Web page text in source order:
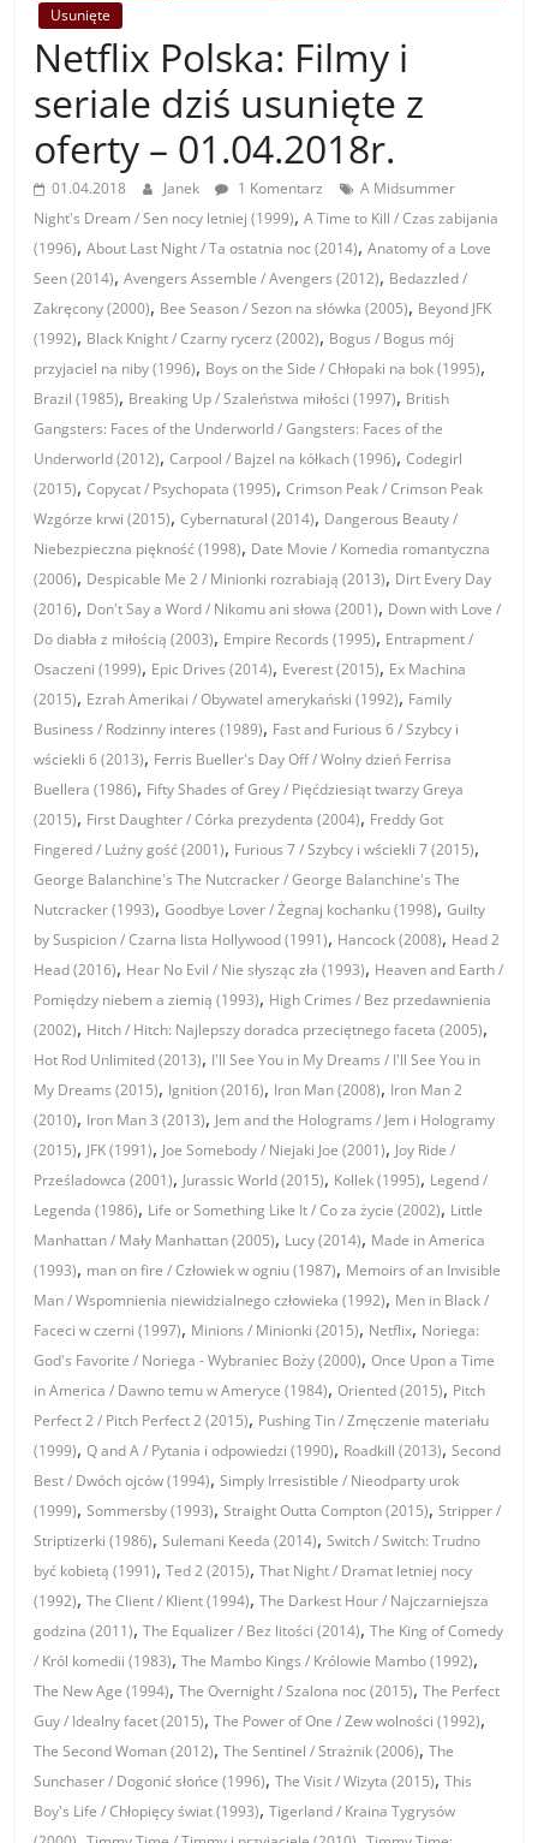
Usunięte
Netflix Polska: Filmy i
seriale dziś usunięte z
oferty – 01.04.2018r.
01.04.2018 Janek 1 Komentarz
A Midsummer
Night's Dream / Sen nocy letniej (1999),A Time to Kill / Czas zabijania
(1996),About Last Night / Ta ostatnia noc (2014),Anatomy of a Love
Seen (2014),Avengers Assemble / Avengers (2012), Bedazzled /
Zakręcony (2000), Bee Season / Sezon na słówka (2005), Beyond JFK
(1992), Black Knight / Czarny rycerz (2002), Bogus / Bogus mój
przyjaciel na niby (1996), Boys on the Side / Chłopaki na bok (1995),
Brazil (1985), Breaking Up / Szaleństwa miłości (1997), British
Gangsters: Faces of the Underworld / Gangsters: Faces of the
Underworld (2012),Carpool / Bajzel na kółkach (1996),Codegirl
(2015),Copycat / Psychopata (1995),Crimson Peak / Crimson Peak
Wzgórze krwi (2015),Cybernatural (2014), Dangerous Beauty /
Niebezpieczna piękność (1998), Date Movie / Komedia romantyczna
(2006), Despicable Me 2 / Minionki rozrabiają (2013), Dirt Every Day
(2016), Don't Say a Word / Nikomu ani słowa (2001), Down with Love /
Do diabła z miłością (2003), Empire Records (1995), Entrapment /
Osaczeni (1999), Epic Drives (2014), Everest (2015), Ex Machina
(2015), Ezrah Amerikai / Obywatel amerykański (1992), Family
Business / Rodzinny interes (1989), Fast and Furious 6 / Szybcy i
wściekli 6 (2013), Ferris Bueller's Day Off / Wolny dzień Ferrisa
Buellera (1986), Fifty Shades of Grey / Pięćdziesiąt twarzy Greya
(2015), First Daughter / Córka prezydenta (2004), Freddy Got
Fingered / Luźny gość (2001), Furious 7 / Szybcy i wściekli 7 (2015),
George Balanchine's The Nutcracker / George Balanchine's The
Nutcracker (1993),Goodbye Lover / Żegnaj kochanku (1998),Guilty
by Suspicion / Czarna lista Hollywood (1991), Hancock (2008), Head 2
Head (2016), Hear No Evil / Nie słysząc zła (1993), Heaven and Earth /
Pomiędzy niebem a ziemią (1993), High Crimes / Bez przedawnienia
(2002), Hitch / Hitch: Najlepszy doradca przeciętnego faceta (2005),
Hot Rod Unlimited (2013), I'll See You in My Dreams / I'll See You in
My Dreams (2015), Ignition (2016), Iron Man (2008), Iron Man 2
(2010), Iron Man 3 (2013), Jem and the Holograms / Jem i Hologramy
(2015), JFK (1991), Joe Somebody / Niejaki Joe (2001), Joy Ride /
Prześladowca (2001), Jurassic World (2015), Kollek (1995), Legend /
Legenda (1986), Life or Something Like It / Co za życie (2002), Little
Manhattan / Mały Manhattan (2005), Lucy (2014), Made in America
(1993), man on fire / Człowiek w ogniu (1987), Memoirs of an Invisible
Man / Wspomnienia niewidzialnego człowieka (1992), Men in Black /
Faceci w czerni (1997), Minions / Minionki (2015), Netflix, Noriega:
God's Favorite / Noriega - Wybraniec Boży (2000),Once Upon a Time
in America / Dawno temu w Ameryce (1984),Oriented (2015), Pitch
Perfect 2 / Pitch Perfect 2 (2015), Pushing Tin / Zmęczenie materiału
(1999),Q and A / Pytania i odpowiedzi (1990), Roadkill (2013),Second
Best / Dwóch ojców (1994),Simply Irresistible / Nieodparty urok
(1999),Sommersby (1993),Straight Outta Compton (2015),Stripper /
Striptizerki (1986),Sulemani Keeda (2014),Switch / Switch: Trudno
być kobietą (1991),Ted 2 (2015),That Night / Dramat letniej nocy
(1992),The Client / Klient (1994),The Darkest Hour / Najczarniejsza
godzina (2011),The Equalizer / Bez litości (2014),The King of Comedy
/ Król komedii (1983),The Mambo Kings / Królowie Mambo (1992),
The New Age (1994),The Overnight / Szalona noc (2015),The Perfect
Guy / Idealny facet (2015),The Power of One / Zew wolności (1992),
The Second Woman (2012),The Sentinel / Strażnik (2006),The
Sunchaser / Dogonić słońce (1996),The Visit / Wizyta (2015),This
Boy's Life / Chłopięcy świat (1993),Tigerland / Kraina Tygrysów